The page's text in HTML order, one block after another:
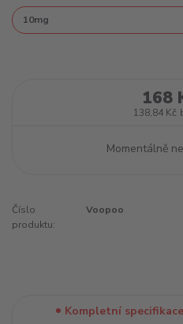
168
138,84 Kč
Momentálně
Číslo
produktu:
Voopoo
Kompletní specifikace